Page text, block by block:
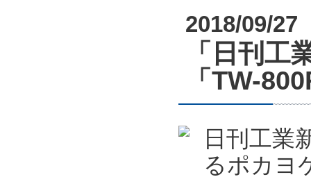
2018/09/27
「日刊工
「TW-
日刊工業
るポカヨ